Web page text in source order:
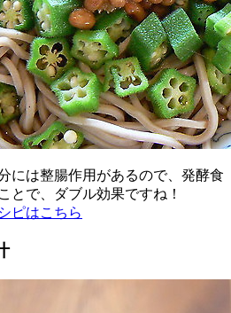
には整腸作用があるので、発酵食
とで、ダブル効果ですね！
ピはこちら